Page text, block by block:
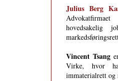
Julius Berg
hovedsakelig
Vincent Tsanger
Virke, hvor
immaterialrett og